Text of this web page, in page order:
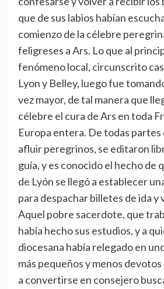
que de sus labios habían
comienzo de la célebre
feligreses a Ars. Lo que al
fenómeno local, circunscrito
Lyon y Belley, luego fue
vez mayor, de tal manera que
célebre el cura de Ars en toda
Europa entera. De todas partes
afluir peregrinos, se editaron
guía, y es conocido el hecho de
de Lyón se llegó a establecer
para despachar billetes de ida y
Aquel pobre sacerdote, que
había hecho sus estudios, y a
diocesana había relegado en
más pequeños y menos devotos
a convertirse en consejero